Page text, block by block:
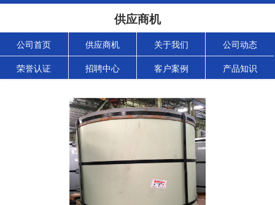
供应商机
公司首页 供应商机 关于我们 公司动态
荣誉认证 招聘中心 客户案例 产品知识